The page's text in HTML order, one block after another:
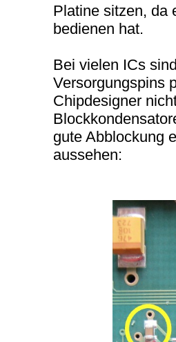
Platine sitzen, da
bedienen hat.
Bei vielen ICs
Versorgungspins
Chipdesigner
gute Abblockung
aussehen: